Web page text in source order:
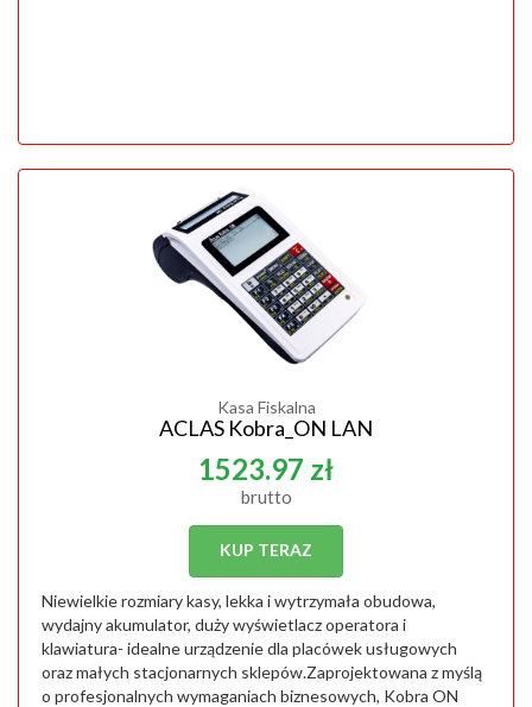
Kasa Fiskalna
ACLAS Kobra_ON LAN
1523.97 zł
brutto
KUP TERAZ
Niewielkie rozmiary kasy, lekka i wytrzymała obudowa,
wydajny akumulator, duży wyświetlacz operatora i
klawiatura- idealne urządzenie dla placówek usługowych
oraz małych stacjonarnych sklepów.Zaprojektowana z myślą
o profesjonalnych wymaganiach biznesowych, Kobra ON